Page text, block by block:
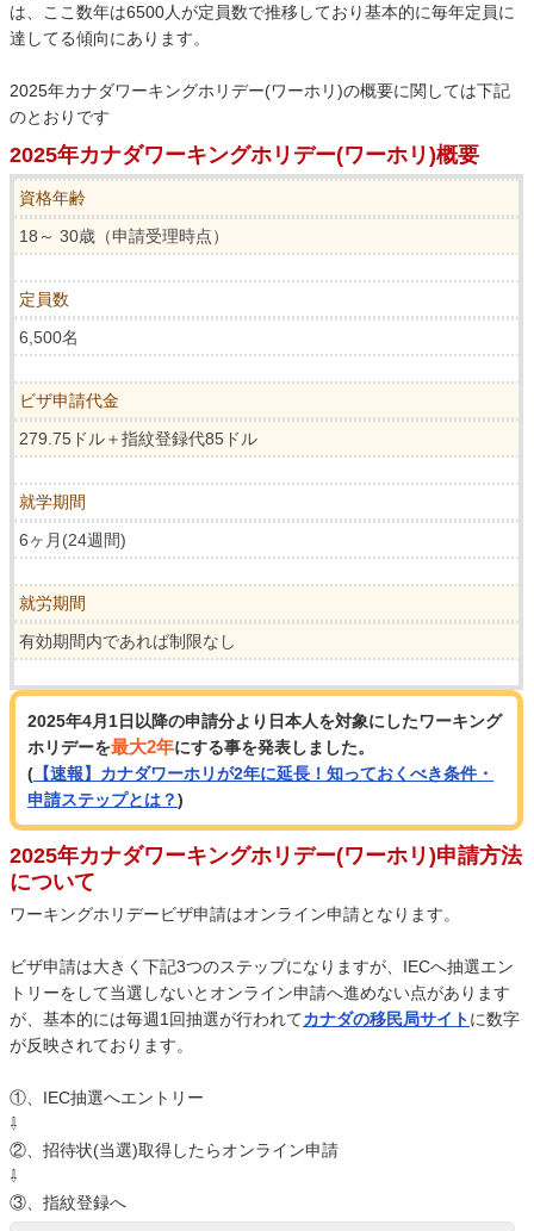
は、ここ数年は6500人が定員数で推移しており基本的に毎年定員に
達してる傾向にあります。
2025年カナダワーキングホリデー(ワーホリ)の概要に関しては下記
のとおりです
2025年カナダワーキングホリデー(ワーホリ)概要
資格年齢
18～ 30歳（申請受理時点）
定員数
6,500名
ビザ申請代金
279.75ドル＋指紋登録代85ドル
就学期間
6ヶ月(24週間)
就労期間
有効期間内であれば制限なし
2025年4月1日以降の申請分より日本人を対象にしたワーキング
ホリデーを最大2年にする事を発表しました。
( 【速報】カナダワーホリが2年に延長！知っておくべき条件・
申請ステップとは？)
2025年カナダワーキングホリデー(ワーホリ)申請方法
について
ワーキングホリデービザ申請はオンライン申請となります。
ビザ申請は大きく下記3つのステップになりますが、IECへ抽選エン
トリーをして当選しないとオンライン申請へ進めない点があります
が、基本的には毎週1回抽選が行われてカナダの移民局サイトに数字
が反映されております。
①、IEC抽選へエントリー
⇩
②、招待状(当選)取得したらオンライン申請
⇩
③、指紋登録へ